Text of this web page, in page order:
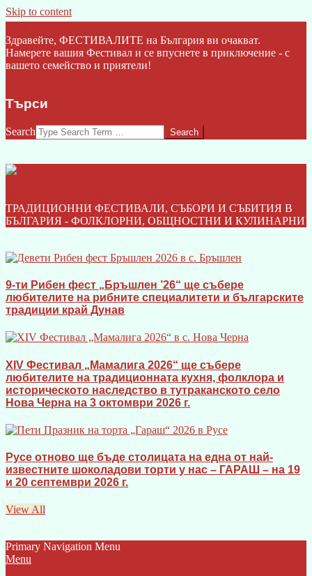
Skip to content
Здравейте, ФЕСТИВАЛИТЕ на България ви очакват.
Намерете вашия Фестивал и се впуснете в приключение - с
вашето семейство и приятели!
Търси
Search
ТРАДИЦИОННИ ФЕСТИВАЛИ, СЪБОРИ И СЪБИТИЯ В
БЪЛГАРИЯ - ФОЛКЛОРНИ, ОБЩНОСТНИ И КУЛИНАРНИ
9-ти Рибен фест „Бръшлен ’26“ ще събере
любителите на рибните специалитети и българските
традиции край Дунав
XIV Фестивал „Мамалига 2026“ ще събере
любителите на традиционната кухня, фолклора и
историческото наследство в тутраканското село
Нова Черна на 3 октомври 2026 г.
Русе отново ще бъде столицата на една от най-
известните шоколадови торти у нас – ГАРАШ – на 19
и 20 септември 2026 г.
View All
Primary Navigation Menu
Menu